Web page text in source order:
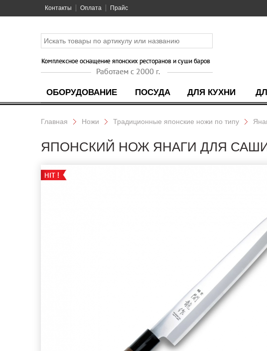
Контакты Оплата Прайс
ОБОРУДОВАНИЕ ПОСУДА ДЛЯ КУХНИ
Главная Ножи Традиционные японские ножи по типу
ЯПОНСКИЙ НОЖ ЯНАГИ ДЛЯ